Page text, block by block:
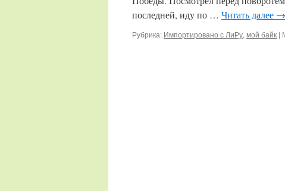
последней, иду по … Читать далее →
Рубрика: Импортировано с ЛиРу, мой байк |